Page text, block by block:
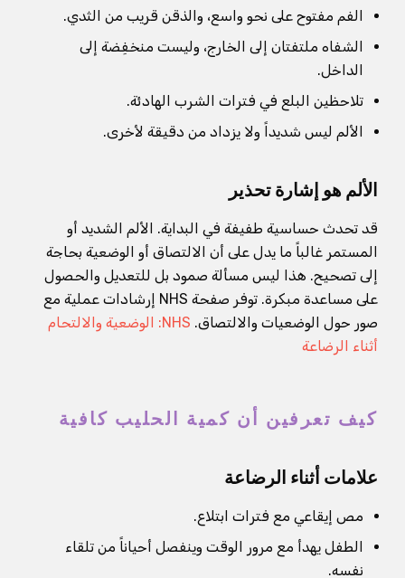
الفم مفتوح على نحو واسع، والذقن قريب من الثدي.
الشفاه ملتفتان إلى الخارج، وليست منخفِضة إلى
الداخل.
تلاحظين البلع في فترات الشرب الهادئة.
الألم ليس شديداً ولا يزداد من دقيقة لأخرى.
الألم هو إشارة تحذير
قد تحدث حساسية طفيفة في البداية. الألم الشديد أو
المستمر غالباً ما يدل على أن الالتصاق أو الوضعية بحاجة
إلى تصحيح. هذا ليس مسألة صمود بل للتعديل والحصول
على مساعدة مبكرة. توفر صفحة NHS إرشادات عملية مع
صور حول الوضعيات والالتصاق.
NHS: الوضعية والالتحام
أثناء الرضاعة
كيف تعرفين أن كمية الحليب كافية
علامات أثناء الرضاعة
مص إيقاعي مع فترات ابتلاع.
الطفل يهدأ مع مرور الوقت وينفصل أحياناً من تلقاء
نفسه.